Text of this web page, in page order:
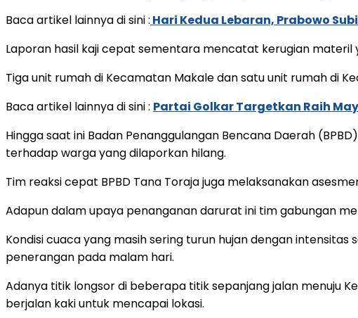
Baca artikel lainnya di sini : Hari Kedua Lebaran, Prabowo
Laporan hasil kaji cepat sementara mencatat kerugian materil
Tiga unit rumah di Kecamatan Makale dan satu unit rumah di
Baca artikel lainnya di sini : Partai Golkar Targetkan Raih
Hingga saat ini Badan Penanggulangan Bencana Daerah
terhadap warga yang dilaporkan hilang.
Tim reaksi cepat BPBD Tana Toraja juga melaksanakan
Adapun dalam upaya penanganan darurat ini tim gabungan
Kondisi cuaca yang masih sering turun hujan dengan
penerangan pada malam hari.
Adanya titik longsor di beberapa titik sepanjang jalan menuju
berjalan kaki untuk mencapai lokasi.